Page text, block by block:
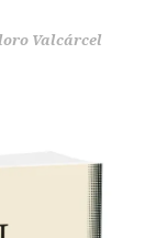
Valcárcel